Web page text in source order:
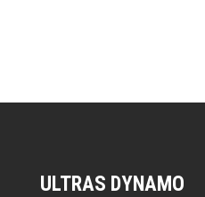
ULTRAS DYNAMO